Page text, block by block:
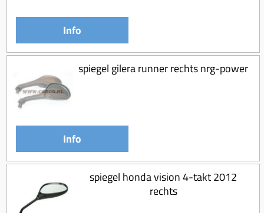
Info
spiegel gilera runner rechts nrg-power
Info
spiegel honda vision 4-takt 2012
rechts